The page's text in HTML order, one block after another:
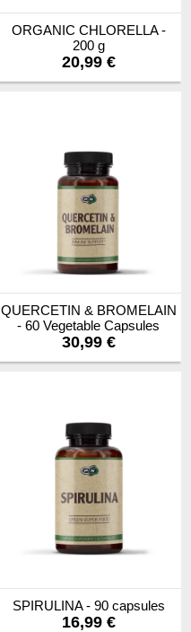
ORGANIC CHLORELLA -
200 g
20,99 €
QUERCETIN & BROMELAIN
- 60 Vegetable Capsules
30,99 €
SPIRULINA - 90 capsules
16,99 €